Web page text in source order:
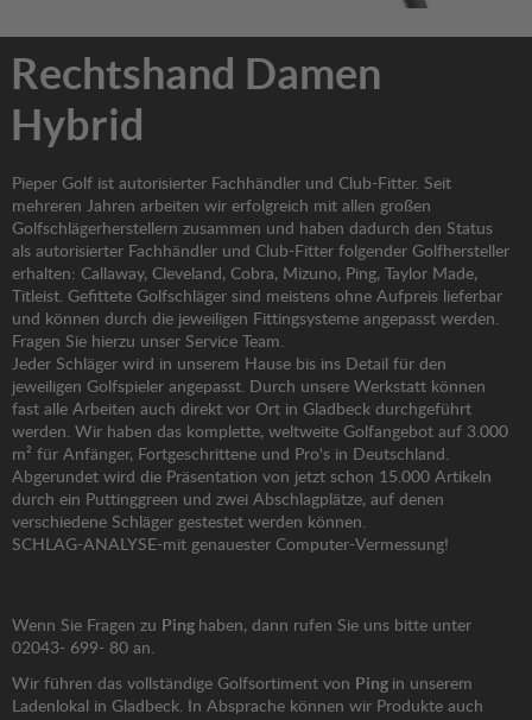
Rechtshand Damen
Hybrid
Pieper Golf ist autorisierter Fachhändler und Club-Fitter. Seit
mehreren Jahren arbeiten wir erfolgreich mit allen großen
Golfschlägerherstellern zusammen und haben dadurch den Status
als autorisierter Fachhändler und Club-Fitter folgender Golfhersteller
erhalten: Callaway, Cleveland, Cobra, Mizuno, Ping, Taylor Made,
Titleist. Gefittete Golfschläger sind meistens ohne Aufpreis lieferbar
und können durch die jeweiligen Fittingsysteme angepasst werden.
Fragen Sie hierzu unser Service Team.
Jeder Schläger wird in unserem Hause bis ins Detail für den
jeweiligen Golfspieler angepasst. Durch unsere Werkstatt können
fast alle Arbeiten auch direkt vor Ort in Gladbeck durchgeführt
werden. Wir haben das komplette, weltweite Golfangebot auf 3.000
m² für Anfänger, Fortgeschrittene und Pro's in Deutschland.
Abgerundet wird die Präsentation von jetzt schon 15.000 Artikeln
durch ein Puttinggreen und zwei Abschlagplätze, auf denen
verschiedene Schläger gestestet werden können.
SCHLAG-ANALYSE-mit genauester Computer-Vermessung!
Wenn Sie Fragen zu Ping haben, dann rufen Sie uns bitte unter
02043- 699- 80 an.
Wir führen das vollständige Golfsortiment von Ping in unserem
Ladenlokal in Gladbeck. In Absprache können wir Produkte auch